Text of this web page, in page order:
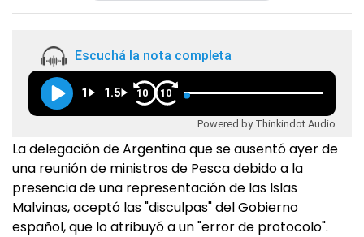
Escuchá la nota completa
1 1.5 10 10
Powered by Thinkindot Audio
La delegación de Argentina que se ausentó ayer de
una reunión de ministros de Pesca debido a la
presencia de una representación de las Islas
Malvinas, aceptó las "disculpas" del Gobierno
español, que lo atribuyó a un "error de protocolo".